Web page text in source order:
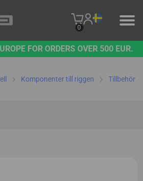
0
FOR ORDERS OVER 500 EUR.
Komponenter till riggen
Tillbehör